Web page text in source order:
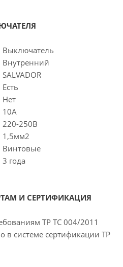
Выключатель
Внутренний
SALVADOR
Есть
Нет
10А
220-250В
1,5мм2
Винтовые
3 года
И СЕРТИФИКАЦИЯ
ТР ТС 004/2011
в системе сертификации ТР